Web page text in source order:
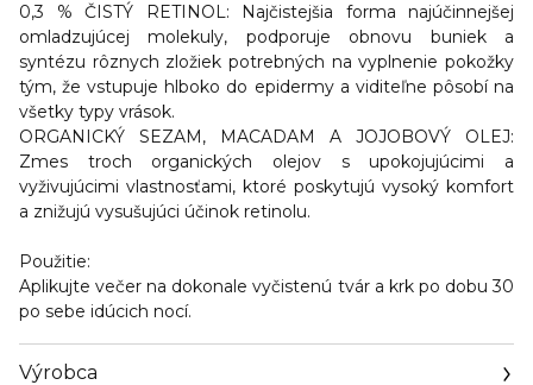
0,3 % ČISTÝ RETINOL: Najčistejšia forma najúčinnejšej
omladzujúcej molekuly, podporuje obnovu buniek a
syntézu rôznych zložiek potrebných na vyplnenie pokožky
tým, že vstupuje hlboko do epidermy a viditeľne pôsobí na
všetky typy vrások.
ORGANICKÝ SEZAM, MACADAM A JOJOBOVÝ OLEJ:
Zmes troch organických olejov s upokojujúcimi a
vyživujúcimi vlastnosťami, ktoré poskytujú vysoký komfort
a znižujú vysušujúci účinok retinolu.
Použitie:
Aplikujte večer na dokonale vyčistenú tvár a krk po dobu 30
po sebe idúcich nocí.
Výrobca